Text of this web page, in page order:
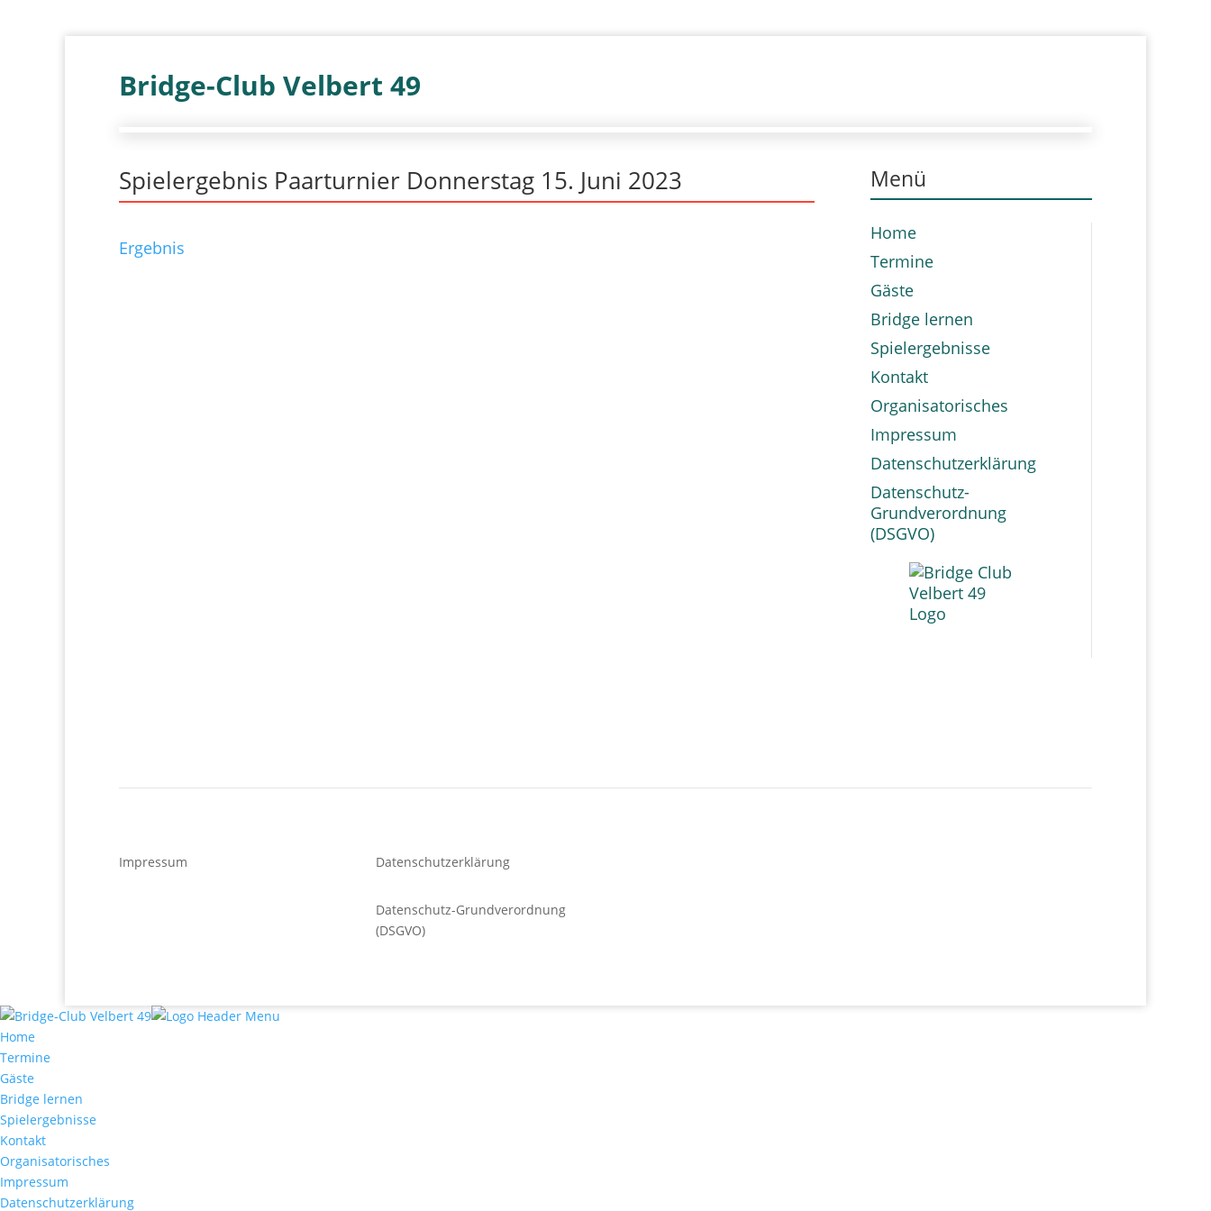
Bridge-Club Velbert 49
Spielergebnis Paarturnier Donnerstag 15. Juni 2023
Ergebnis
Menü
Home
Termine
Gäste
Bridge lernen
Spielergebnisse
Kontakt
Organisatorisches
Impressum
Datenschutzerklärung
Datenschutz-
Grundverordnung
(DSGVO)
Impressum Datenschutzerklärung
Datenschutz-Grundverordnung
(DSGVO)
Home
Termine
Gäste
Bridge lernen
Spielergebnisse
Kontakt
Organisatorisches
Impressum
Datenschutzerklärung